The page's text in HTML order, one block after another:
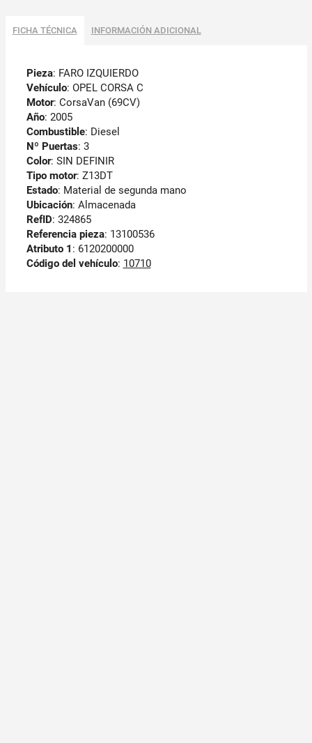
FICHA TÉCNICA INFORMACIÓN ADICIONAL
Pieza: FARO IZQUIERDO
Vehículo: OPEL CORSA C
Motor: CorsaVan (69CV)
Año: 2005
Combustible: Diesel
Nº Puertas: 3
Color: SIN DEFINIR
Tipo motor: Z13DT
Estado: Material de segunda mano
Ubicación: Almacenada
RefID: 324865
Referencia pieza: 13100536
Atributo 1 : 6120200000
Código del vehículo: 10710